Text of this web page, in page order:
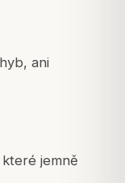
ani
jemně